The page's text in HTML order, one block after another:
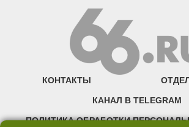
КОНТАКТЫ
КАНАЛ В TELEGRAM
ПОЛИТИКА ОБРАБОТКИ